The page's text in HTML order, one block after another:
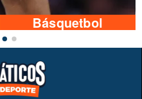
Básquetbol